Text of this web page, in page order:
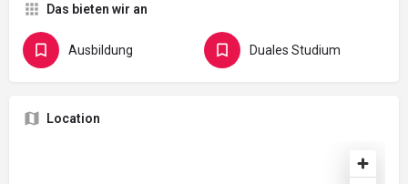
Das bieten wir an
Ausbildung Duales Studium
Location